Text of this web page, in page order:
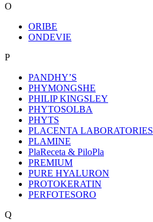
O
ORIBE
ONDEVIE
P
PANDHY’S
PHYMONGSHE
PHILIP KINGSLEY
PHYTOSOLBA
PHYTS
PLACENTA LABORATORIES
PLAMINE
PlaReceta & PiloPla
PREMIUM
PURE HYALURON
PROTOKERATIN
PERFOTESORO
Q